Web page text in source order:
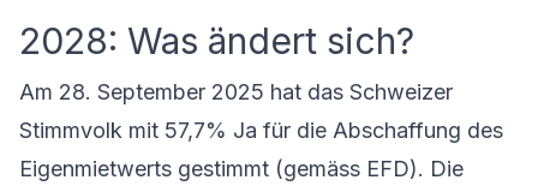
2028: Was ändert sich?
Am 28. September 2025 hat das Schweizer
Stimmvolk mit 57,7% Ja für die Abschaffung des
Eigenmietwerts gestimmt (gemäss EFD). Die